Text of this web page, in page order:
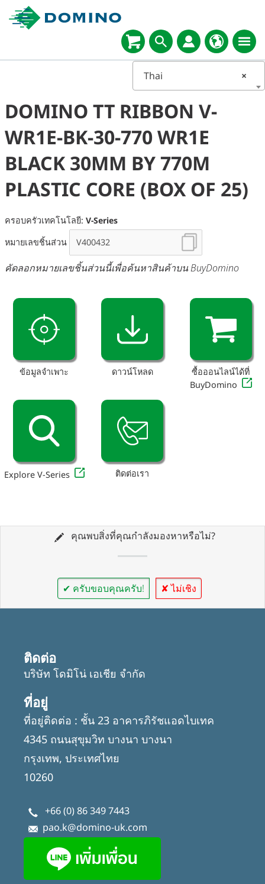
×
Thai
DOMINO TT RIBBON V-
WR1E-BK-30-770 WR1E
BLACK 30MM BY 770M
PLASTIC CORE (BOX OF 25)
ครอบครัวเทคโนโลยี: V-Series
หมายเลขชิ้นส่วน
คัดลอกหมายเลขชิ้นส่วนนี้เพื่อค้นหาสินค้าบน BuyDomino
ข้อมูลจำเพาะ ดาวน์โหลด
ซื้อออนไลน์ได้ที่
BuyDomino
Explore V-Series ติดต่อเรา
คุณพบสิ่งที่คุณกำลังมองหาหรือไม่?
✔ ครับขอบคุณครับ! ✘ ไม่เชิง
ติดต่อ
บริษัท โดมิโน่ เอเชีย จำกัด
ที่อยู่
ที่อยู่ติดต่อ : ชั้น 23 อาคารภิรัชแอดไบเทค
4345 ถนนสุขุมวิท บางนา บางนา
กรุงเทพ, ประเทศไทย
10260
+66 (0) 86 349 7443
pao.k@domino-uk.com